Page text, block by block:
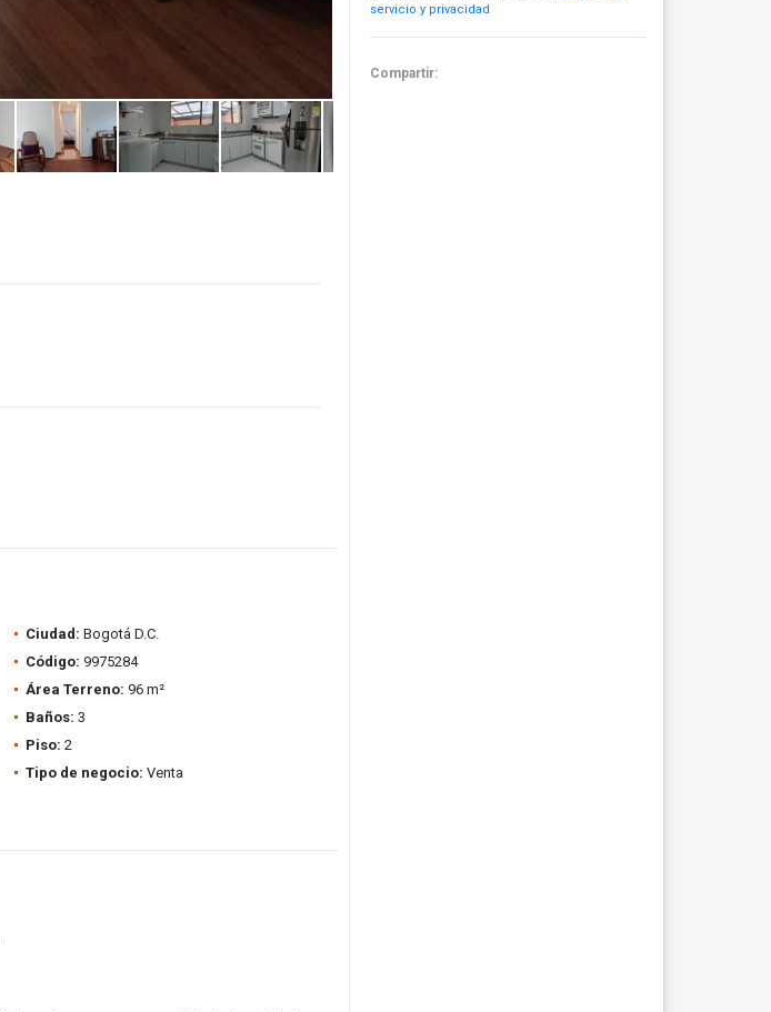
Ciudad: Bogotá D.C.
Código: 9975284
Área Terreno: 96 m²
Baños: 3
Piso: 2
Tipo de negocio: Venta
servicio y privacidad
Compartir: